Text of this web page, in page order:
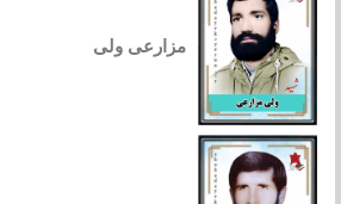
مزارعی ولی